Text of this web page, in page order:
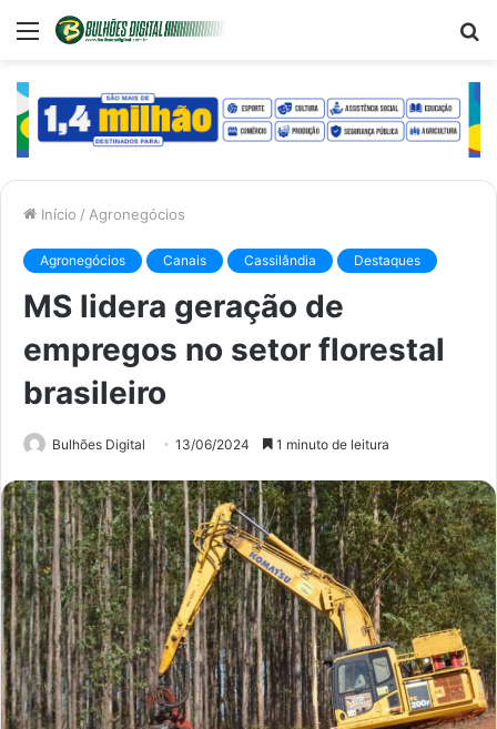
Menu
Início / Agronegócios
Agronegócios Canais Cassilândia Destaques
MS lidera geração de
empregos no setor florestal
brasileiro
Bulhões Digital 13/06/2024 1 minuto de leitura